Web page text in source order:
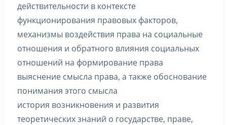
действительности в контексте
функционирования правовых факторов,
механизмы воздействия права на социальные
отношения и обратного влияния социальных
отношений на формирование права
выяснение смысла права, а также обоснование
понимания этого смысла
история возникновения и развития
теоретических знаний о государстве, праве,